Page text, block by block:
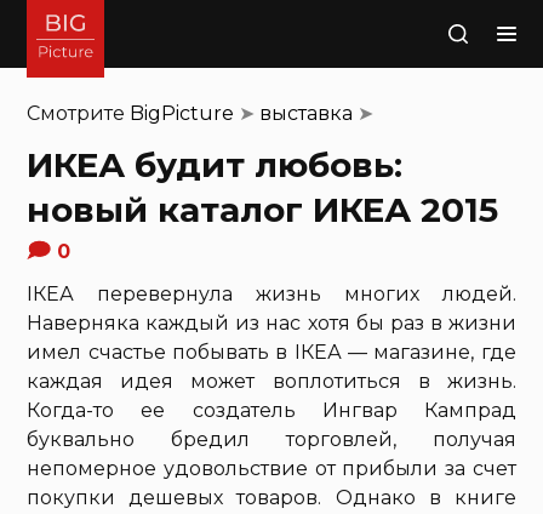
Поиск
Смотрите BigPicture ➤ выставка ➤
ИКЕА будит любовь:
новый каталог ИКЕА 2015
0
IКЕА перевернула жизнь многих людей.
Наверняка каждый из нас хотя бы раз в жизни
имел счастье побывать в IКЕА — магазине, где
каждая идея может воплотиться в жизнь.
Когда-то ее создатель Ингвар Кампрад
буквально бредил торговлей, получая
непомерное удовольствие от прибыли за счет
покупки дешевых товаров. Однако в книге